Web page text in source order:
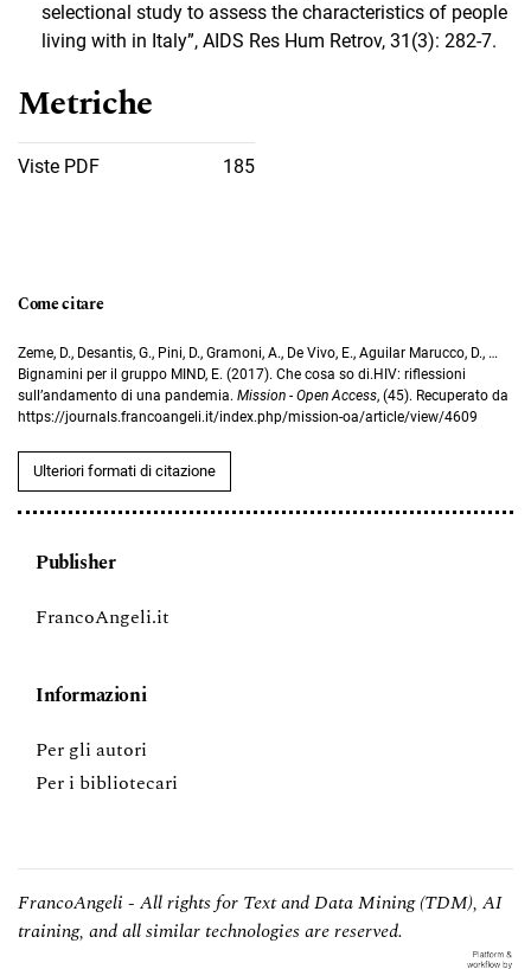
selectional study to assess the characteristics of people
living with in Italy”, AIDS Res Hum Retrov, 31(3): 282-7.
Metriche
Viste PDF 185
Come citare
Zeme, D., Desantis, G., Pini, D., Gramoni, A., De Vivo, E., Aguilar Marucco, D., …
Bignamini per il gruppo MIND, E. (2017). Che cosa so di.HIV: riflessioni
sull’andamento di una pandemia. Mission - Open Access, (45). Recuperato da
https://journals.francoangeli.it/index.php/mission-oa/article/view/4609
Ulteriori formati di citazione
Publisher
FrancoAngeli.it
Informazioni
Per gli autori
Per i bibliotecari
FrancoAngeli - All rights for Text and Data Mining (TDM), AI
training, and all similar technologies are reserved.